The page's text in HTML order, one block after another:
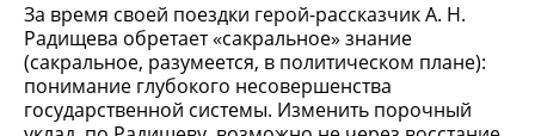
За время своей поездки герой-рассказчик А. Н.
Радищева обретает «сакральное» знание
(сакральное, разумеется, в политическом плане):
понимание глубокого несовершенства
государственной системы. Изменить порочный